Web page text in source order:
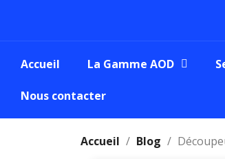
Accueil La Gamme AOD
Nous contacter
Accueil Blog